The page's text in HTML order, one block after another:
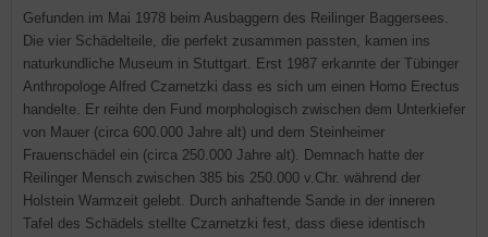
Gefunden im Mai 1978 beim Ausbaggern des Reilinger Baggersees.
Die vier Schädelteile, die perfekt zusammen passten, kamen ins
naturkundliche Museum in Stuttgart. Erst 1987 erkannte der Tübinger
Anthropologe Alfred Czarnetzki dass es sich um einen Homo Erectus
handelte. Er reihte den Fund morphologisch zwischen dem Unterkiefer
von Mauer (circa 600.000 Jahre alt) und dem Steinheimer
Frauenschädel ein (circa 250.000 Jahre alt). Demnach hatte der
Reilinger Mensch zwischen 385 bis 250.000 v.Chr. während der
Holstein Warmzeit gelebt. Durch anhaftende Sande in der inneren
Tafel des Schädels stellte Czarnetzki fest, dass diese identisch